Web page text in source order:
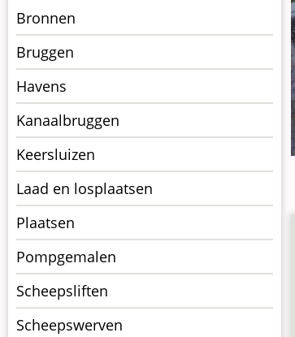
Menu
kunstwerken
op
kunstwerkpagina
Bronnen
Bruggen
Havens
Kanaalbruggen
Keersluizen
Laad en losplaatsen
Plaatsen
Pompgemalen
Scheepsliften
Scheepswerven